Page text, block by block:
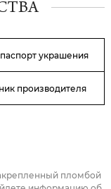
украшения
производителя
пломбой